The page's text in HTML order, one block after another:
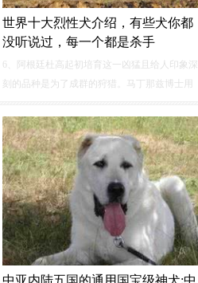
世界十大烈性犬介绍，有些犬你都
没听说过，每一个都是杀手
6、阿根廷杜高起初培育这一凶猛且给人印象深
刻的品种是为了成群的狩猎。马丁那兹博士用
公牛梗犬，牛头犬和拳师犬育成了强壮有力的
杜高。杜高有非常强的耐力，其白色的被毛反
射而不是吸收热量。
中亚内陆五国的通用国宝级神犬:中